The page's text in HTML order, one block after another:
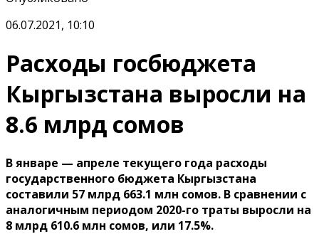
06.07.2021, 10:10
Расходы госбюджета
Кыргызстана выросли на
8.6 млрд сомов
В январе — апреле текущего года расходы
государственного бюджета Кыргызстана
составили 57 млрд 663.1 млн сомов. В сравнении с
аналогичным периодом 2020-го траты выросли на
8 млрд 610.6 млн сомов, или 17.5%.